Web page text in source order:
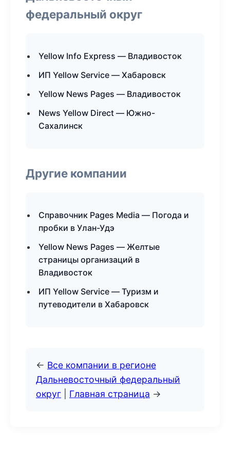
федеральный округ
Yellow Info Express — Владивосток
ИП Yellow Service — Хабаровск
Yellow News Pages — Владивосток
News Yellow Direct — Южно-
Сахалинск
Другие компании
Справочник Pages Media — Погода и
пробки в Улан-Удэ
Yellow News Pages — Желтые
страницы организаций в
Владивосток
ИП Yellow Service — Туризм и
путеводители в Хабаровск
← Все компании в регионе
Дальневосточный федеральный
округ
Главная страница →